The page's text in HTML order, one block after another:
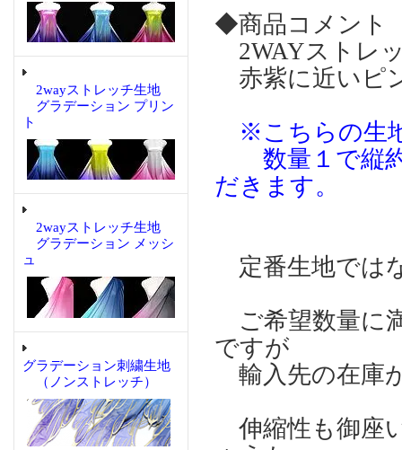
2wayストレッチ生地
グラデーション プリン
ト
2wayストレッチ生地
グラデーション メッシ
ュ
グラデーション刺繍生地
（ノンストレッチ）
◆商品コメント
2WAYストレ
赤紫に近いピ
※こちらの生
数量１で縦約
だきます。
定番生地では
ご希望数量に
ですが
輸入先の在庫
伸縮性も御座